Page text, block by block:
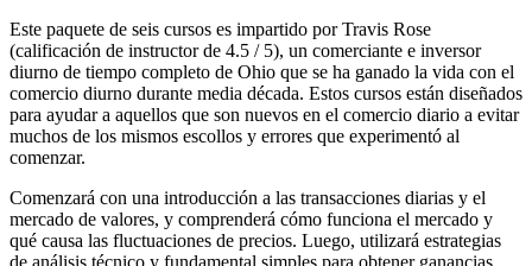
Este paquete de seis cursos es impartido por Travis Rose
(calificación de instructor de 4.5 / 5), un comerciante e inversor
diurno de tiempo completo de Ohio que se ha ganado la vida con el
comercio diurno durante media década. Estos cursos están diseñados
para ayudar a aquellos que son nuevos en el comercio diario a evitar
muchos de los mismos escollos y errores que experimentó al
comenzar.
Comenzará con una introducción a las transacciones diarias y el
mercado de valores, y comprenderá cómo funciona el mercado y
qué causa las fluctuaciones de precios. Luego, utilizará estrategias
de análisis técnico y fundamental simples para obtener ganancias